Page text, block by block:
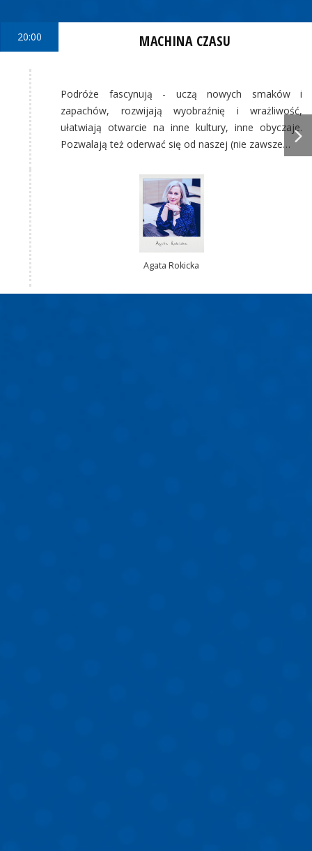
20:00 MACHINA CZASU
Podróże fascynują - uczą nowych smaków i
zapachów, rozwijają wyobraźnię i wrażliwość,
ułatwiają otwarcie na inne kultury, inne obyczaje.
Pozwalają też oderwać się od naszej (nie zawsze…
Agata Rokicka